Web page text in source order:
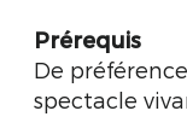
Prérequis
De
spectacle